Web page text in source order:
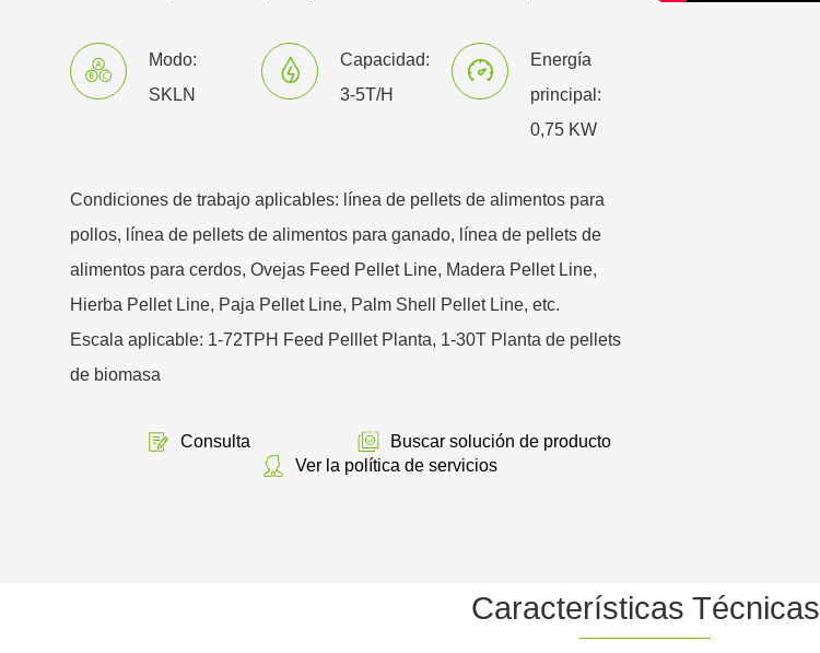
Modo:
SKLN
Capacidad:
3-5T/H
Energía
principal:
0,75 KW
Condiciones de trabajo aplicables: línea de pellets de alimentos para
pollos, línea de pellets de alimentos para ganado, línea de pellets de
alimentos para cerdos, Ovejas Feed Pellet Line, Madera Pellet Line,
Hierba Pellet Line, Paja Pellet Line, Palm Shell Pellet Line, etc.
Escala aplicable: 1-72TPH Feed Pelllet Planta, 1-30T Planta de pellets
de biomasa
Consulta
Buscar solución de producto
Ver la política de servicios
Características Técnicas